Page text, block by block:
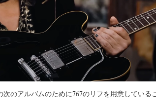
のアルバムのために767のリフを用意している